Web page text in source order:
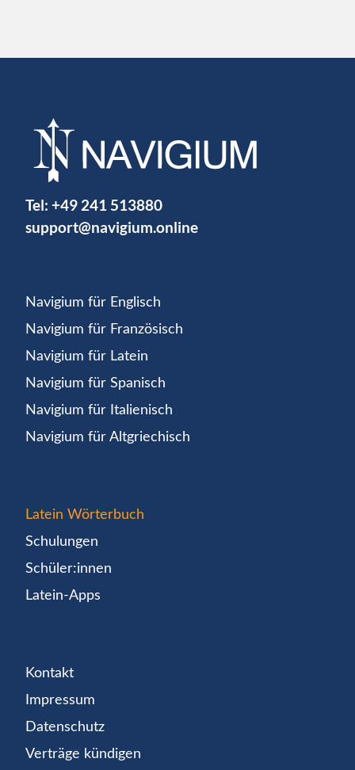
Tel: +49 241 513880
support@navigium.online
Navigium für Englisch
Navigium für Französisch
Navigium für Latein
Navigium für Spanisch
Navigium für Italienisch
Navigium für Altgriechisch
Latein Wörterbuch
Schulungen
Schüler:innen
Latein-Apps
Kontakt
Impressum
Datenschutz
Verträge kündigen